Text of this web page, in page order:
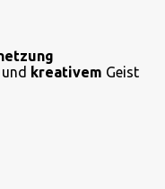
kreativem Geist